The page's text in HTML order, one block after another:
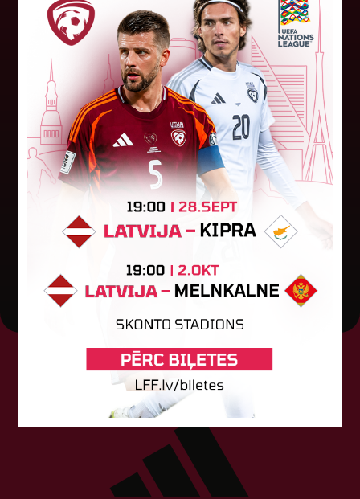
"Riga FC" iegūst handikapu, RFS
būs jāatspēlējas
Ceturtdienas vakarā savas spēles UEFA
Konferences līgas kvalifikācijas trešajā kārtā
aizvadīja divi Latvijas klubi. FC RFS izbraukumā ar
0:2 zaudēja Čehijas "Jablonec"...
06. augusts 2026.
Tehniskais sponsors